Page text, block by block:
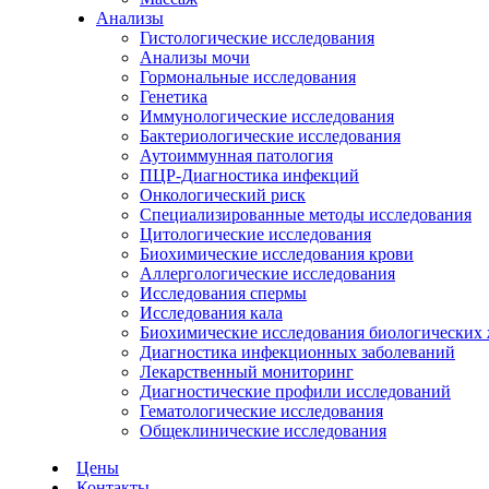
Анализы
Гистологические исследования
Анализы мочи
Гормональные исследования
Генетика
Иммунологические исследования
Бактериологические исследования
Аутоиммунная патология
ПЦР-Диагностика инфекций
Онкологический риск
Специализированные методы исследования
Цитологические исследования
Биохимические исследования крови
Аллергологические исследования
Исследования спермы
Исследования кала
Биохимические исследования биологических
Диагностика инфекционных заболеваний
Лекарственный мониторинг
Диагностические профили исследований
Гематологические исследования
Общеклинические исследования
Цены